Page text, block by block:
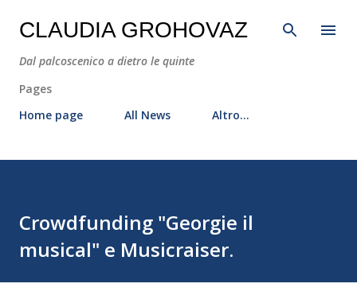
Passa ai contenuti principali
CLAUDIA GROHOVAZ
Dal palcoscenico a dietro le quinte
Pages
Home page
All News Altro…
Crowdfunding "Georgie il
musical" e Musicraiser.